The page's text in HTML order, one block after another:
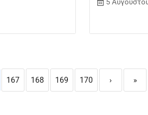
5
167 168 169 170 › »